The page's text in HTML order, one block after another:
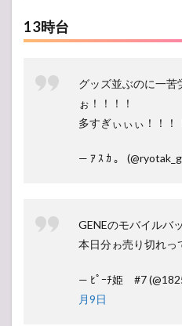
13時台
グッズ並ぶのに一苦
ぉ！！！！
多すぎぃぃぃ！！！
— ｱ ｽ ｶ 。
GENEのモバイルバ
本日分ゎ売り切れっ
— ﾋﾟｰﾁ姫 #7
月9日